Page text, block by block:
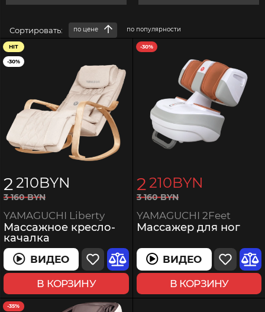
Сортировать: по цене по популярности
HIT
-30%
2 210BYN
3 160BYN
YAMAGUCHI Liberty
Массажное кресло-
качалка
ВИДЕО
В КОРЗИНУ
-30%
2 210BYN
3 160BYN
YAMAGUCHI 2Feet
Массажер для ног
ВИДЕО
В КОРЗИНУ
-35%